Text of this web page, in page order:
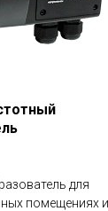
для
помещениях и